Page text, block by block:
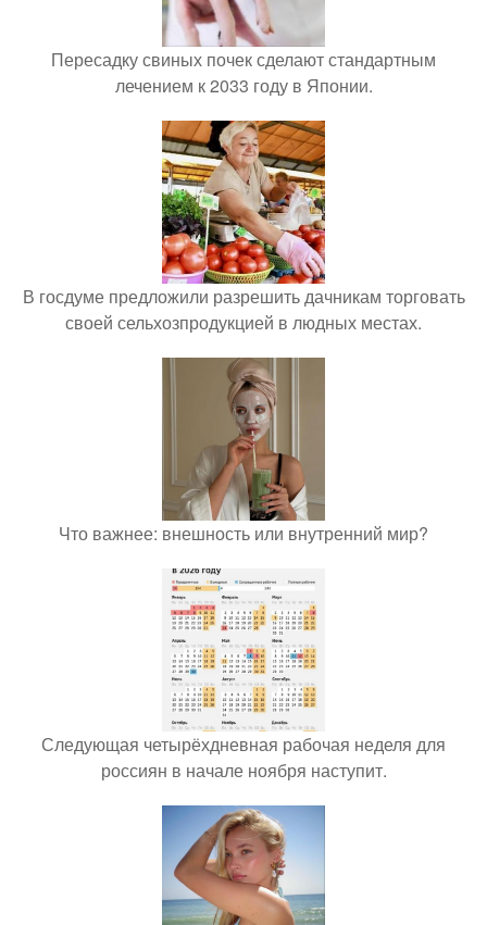
Пересадку свиных почек сделают стандартным
лечением к 2033 году в Японии.
В госдуме предложили разрешить дачникам торговать
своей сельхозпродукцией в людных местах.
Что важнее: внешность или внутренний мир?
Следующая четырёхдневная рабочая неделя для
россиян в начале ноября наступит.